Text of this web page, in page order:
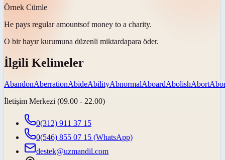
Örnek Cümle
He pays regular amountsof money to a charity.
O bir hayır kurumuna düzenli miktardapara öder.
İlgili Kelimeler
AbandonAberrationAbideAbilityAbnormalAboardAbolishAbort
İletişim Merkezi (09.00 - 22.00)
0(312) 911 37 15
0(546) 855 07 15 (WhatsApp)
destek@uzmandil.com